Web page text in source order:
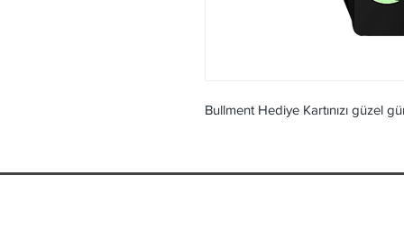
Bullment Hediye Kartınızı güzel